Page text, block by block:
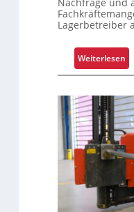
K
u
n
d
e
n
r
l
e
b
n
i
Nachfrage und
Lagerbetreiber
Weiterlesen:
W
r
u
m
G
r
i
f